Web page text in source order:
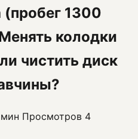
1300
колодки
чистить диск
Просмотров 4